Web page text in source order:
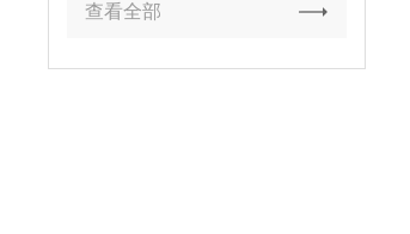
查看全部